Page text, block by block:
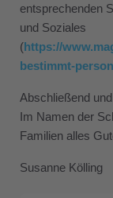
entsprechenden
und Soziales
(https://
bestimmt-
Abschließend
Im Namen der
Familien alles
Susanne Kölling